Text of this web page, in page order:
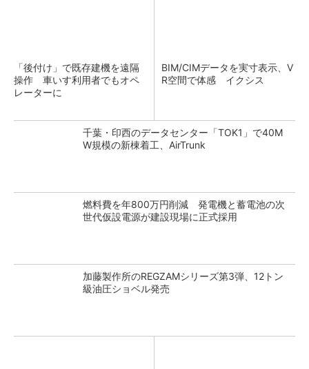
「後付け」で既存建機を遠隔
操作 車いす利用者でもオペ
レーターに
BIM/CIMデータを実寸表示、V
R空間で体感 イクシス
千葉・印西のデータセンター「TOK1」で40M
W規模の新棟着工、AirTrunk
燃料費を年800万円削減 発電機と蓄電池の次
世代仮設電源が建設現場に正式採用
加藤製作所のREGZAMシリーズ第3弾、12トン
級油圧ショベル発売